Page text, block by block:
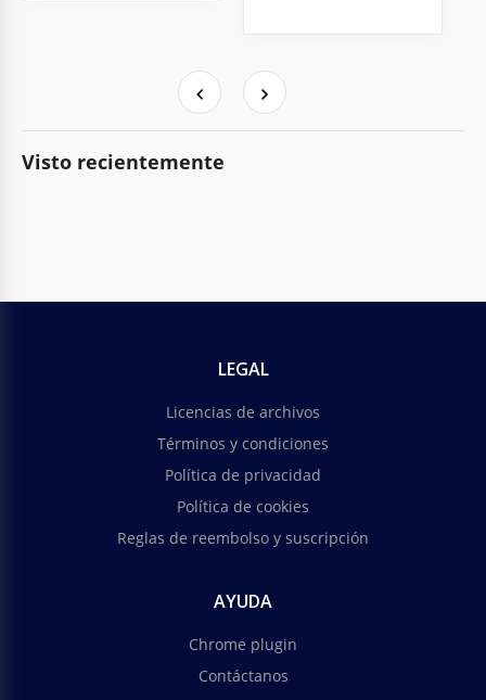
Visto recientemente
LEGAL
Licencias de archivos
Términos y condiciones
Política de privacidad
Política de cookies
Reglas de reembolso y suscripción
AYUDA
Chrome plugin
Contáctanos